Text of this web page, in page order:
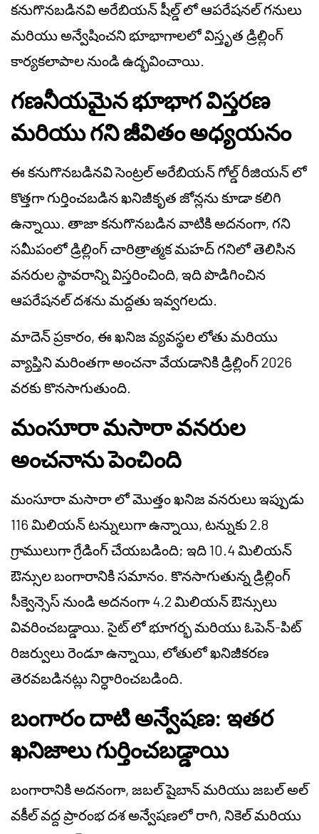
కనుగొనబడినవి అరేబియన్ షీల్డ్ లో ఆపరేషనల్ గనులు
మరియు అన్వేషించని భూభాగాలలో విస్తృత డ్రిల్లింగ్
కార్యకలాపాల నుండి ఉద్భవించాయి.
గణనీయమైన భూభాగ విస్తరణ
మరియు గని జీవితం అధ్యయనం
ఈ కనుగొనబడినవి సెంట్రల్ అరేబియన్ గోల్డ్ రీజియన్ లో
కొత్తగా గుర్తించబడిన ఖనిజీకృత జోన్లను కూడా కలిగి
ఉన్నాయి. తాజా కనుగొనబడిన వాటికి అదనంగా, గని
సమీపంలో డ్రిల్లింగ్ చారిత్రాత్మక మహద్ గనిలో తెలిసిన
వనరుల స్థావరాన్ని విస్తరించింది, ఇది పొడిగించిన
ఆపరేషనల్ దశను మద్దతు ఇవ్వగలదు.
మాదెన్ ప్రకారం, ఈ ఖనిజ వ్యవస్థల లోతు మరియు
వ్యాప్తిని మరింతగా అంచనా వేయడానికి డ్రిల్లింగ్ 2026
వరకు కొనసాగుతుంది.
మంసూరా మసారా వనరుల
అంచనాను పెంచింది
మంసూరా మసారా లో మొత్తం ఖనిజ వనరులు ఇప్పుడు
116 మిలియన్ టన్నులుగా ఉన్నాయి, టన్నుకు 2.8
గ్రాములుగా గ్రేడింగ్ చేయబడింది; ఇది 10.4 మిలియన్
ఔన్సుల బంగారానికి సమానం. కొనసాగుతున్న డ్రిల్లింగ్
సీక్వెన్సెస్ నుండి అదనంగా 4.2 మిలియన్ ఔన్సులు
వివరించబడ్డాయి. సైట్ లో భూగర్భ మరియు ఓపెన్-పిట్
రిజర్వులు రెండూ ఉన్నాయి, లోతులో ఖనిజీకరణ
తెరవబడినట్లు నిర్ధారించబడింది.
బంగారం దాటి అన్వేషణ: ఇతర
ఖనిజాలు గుర్తించబడ్డాయి
బంగారానికి అదనంగా, జబల్ షైబాన్ మరియు జబల్ అల్
వకీల్ వద్ద ప్రారంభ దశ అన్వేషణలో రాగి, నికెల్ మరియు